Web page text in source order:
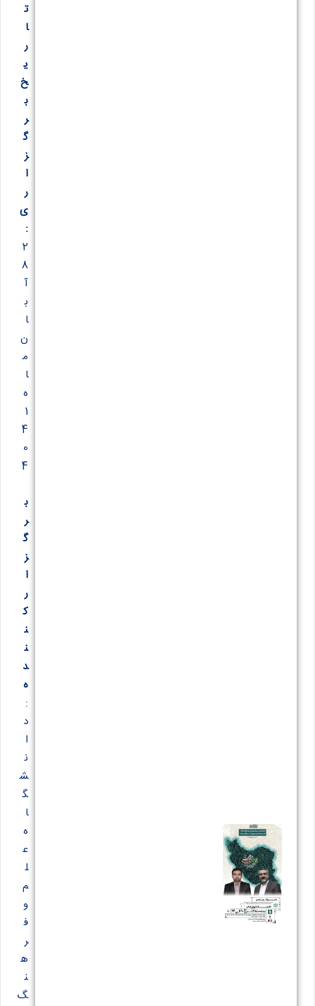
ت
ا
ر
ی
خ
ب
ر
گ
ز
ا
ر
ی
:
2
8
آ
ب
ا
ن‌
م
ا
ه
1
4
0
4
ب
ر
گ
ز
ا
ر
ک
ن
ن
د
ه
:
د
ا
ن
ش
گ
ا
ه
ع
ل
م
و
ف
ر
ه
ن
گ